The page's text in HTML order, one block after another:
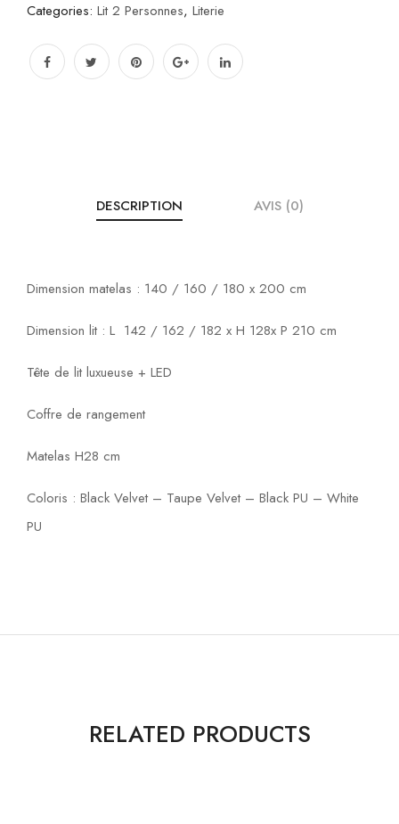
Categories: Lit 2 Personnes, Literie
DESCRIPTION AVIS (0)
Dimension matelas : 140 / 160 / 180 x 200 cm
Dimension lit : L 142 / 162 / 182 x H 128x P 210 cm
Tête de lit luxueuse + LED
Coffre de rangement
Matelas H28 cm
Coloris : Black Velvet – Taupe Velvet – Black PU – White
PU
RELATED PRODUCTS